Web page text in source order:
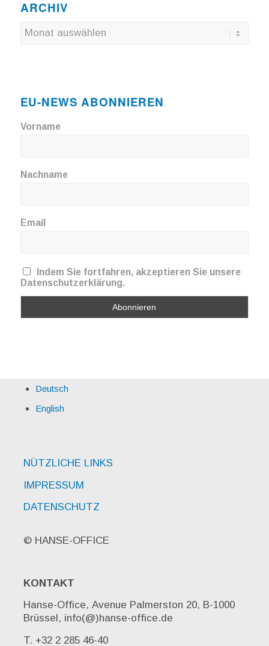
ARCHIV
EU-NEWS ABONNIEREN
Vorname
Nachname
Email
Indem Sie fortfahren, akzeptieren Sie unsere
Datenschutzerklärung.
Deutsch
English
NÜTZLICHE LINKS
IMPRESSUM
DATENSCHUTZ
© HANSE-OFFICE
KONTAKT
Hanse-Office, Avenue Palmerston 20, B-1000
Brüssel, info(@)hanse-office.de
T. +32 2 285 46-40